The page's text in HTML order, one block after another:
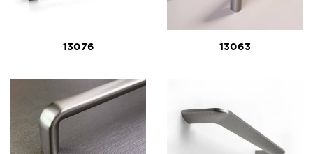
13076 13063